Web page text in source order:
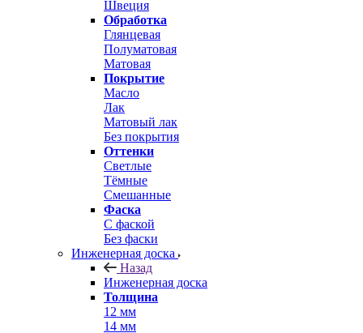
Швеция
Обработка
Глянцевая
Полуматовая
Матовая
Покрытие
Масло
Лак
Матовый лак
Без покрытия
Оттенки
Светлые
Тёмные
Смешанные
Фаска
С фаской
Без фаски
Инженерная доска
Назад
Инженерная доска
Толщина
12 мм
14 мм